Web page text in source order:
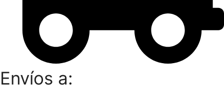
Envíos a: